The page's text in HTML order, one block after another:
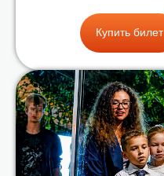
Купить билет